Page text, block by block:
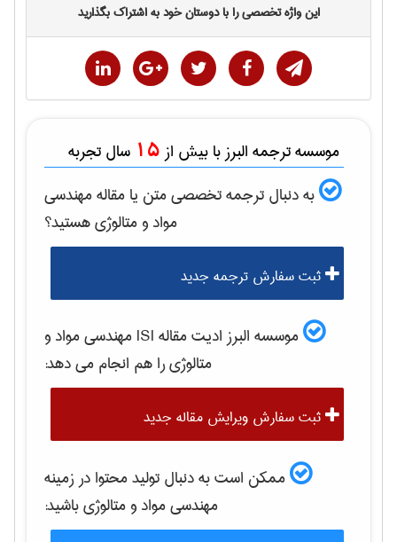
این واژه تخصصی را با دوستان خود به اشتراک بگذارید
موسسه ترجمه البرز با بیش از 15 سال تجربه
به دنبال ترجمه تخصصی متن یا مقالهمهندسی
مواد و متالوژیهستید؟
ثبت سفارش ترجمه جدید
موسسه البرز ادیت مقاله ISI
مهندسی مواد و
متالوژیرا هم انجام می دهد:
ثبت سفارش ویرایش مقاله جدید
ممکن است به دنبال تولید محتوا در زمینه
مهندسی مواد و متالوژیباشید: